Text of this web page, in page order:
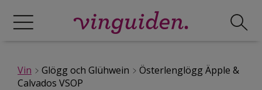
Vin Glögg och Glühwein
Österlenglögg Äpple &
Calvados VSOP